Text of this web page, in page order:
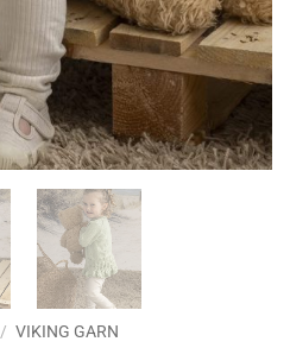
/ VIKING GARN